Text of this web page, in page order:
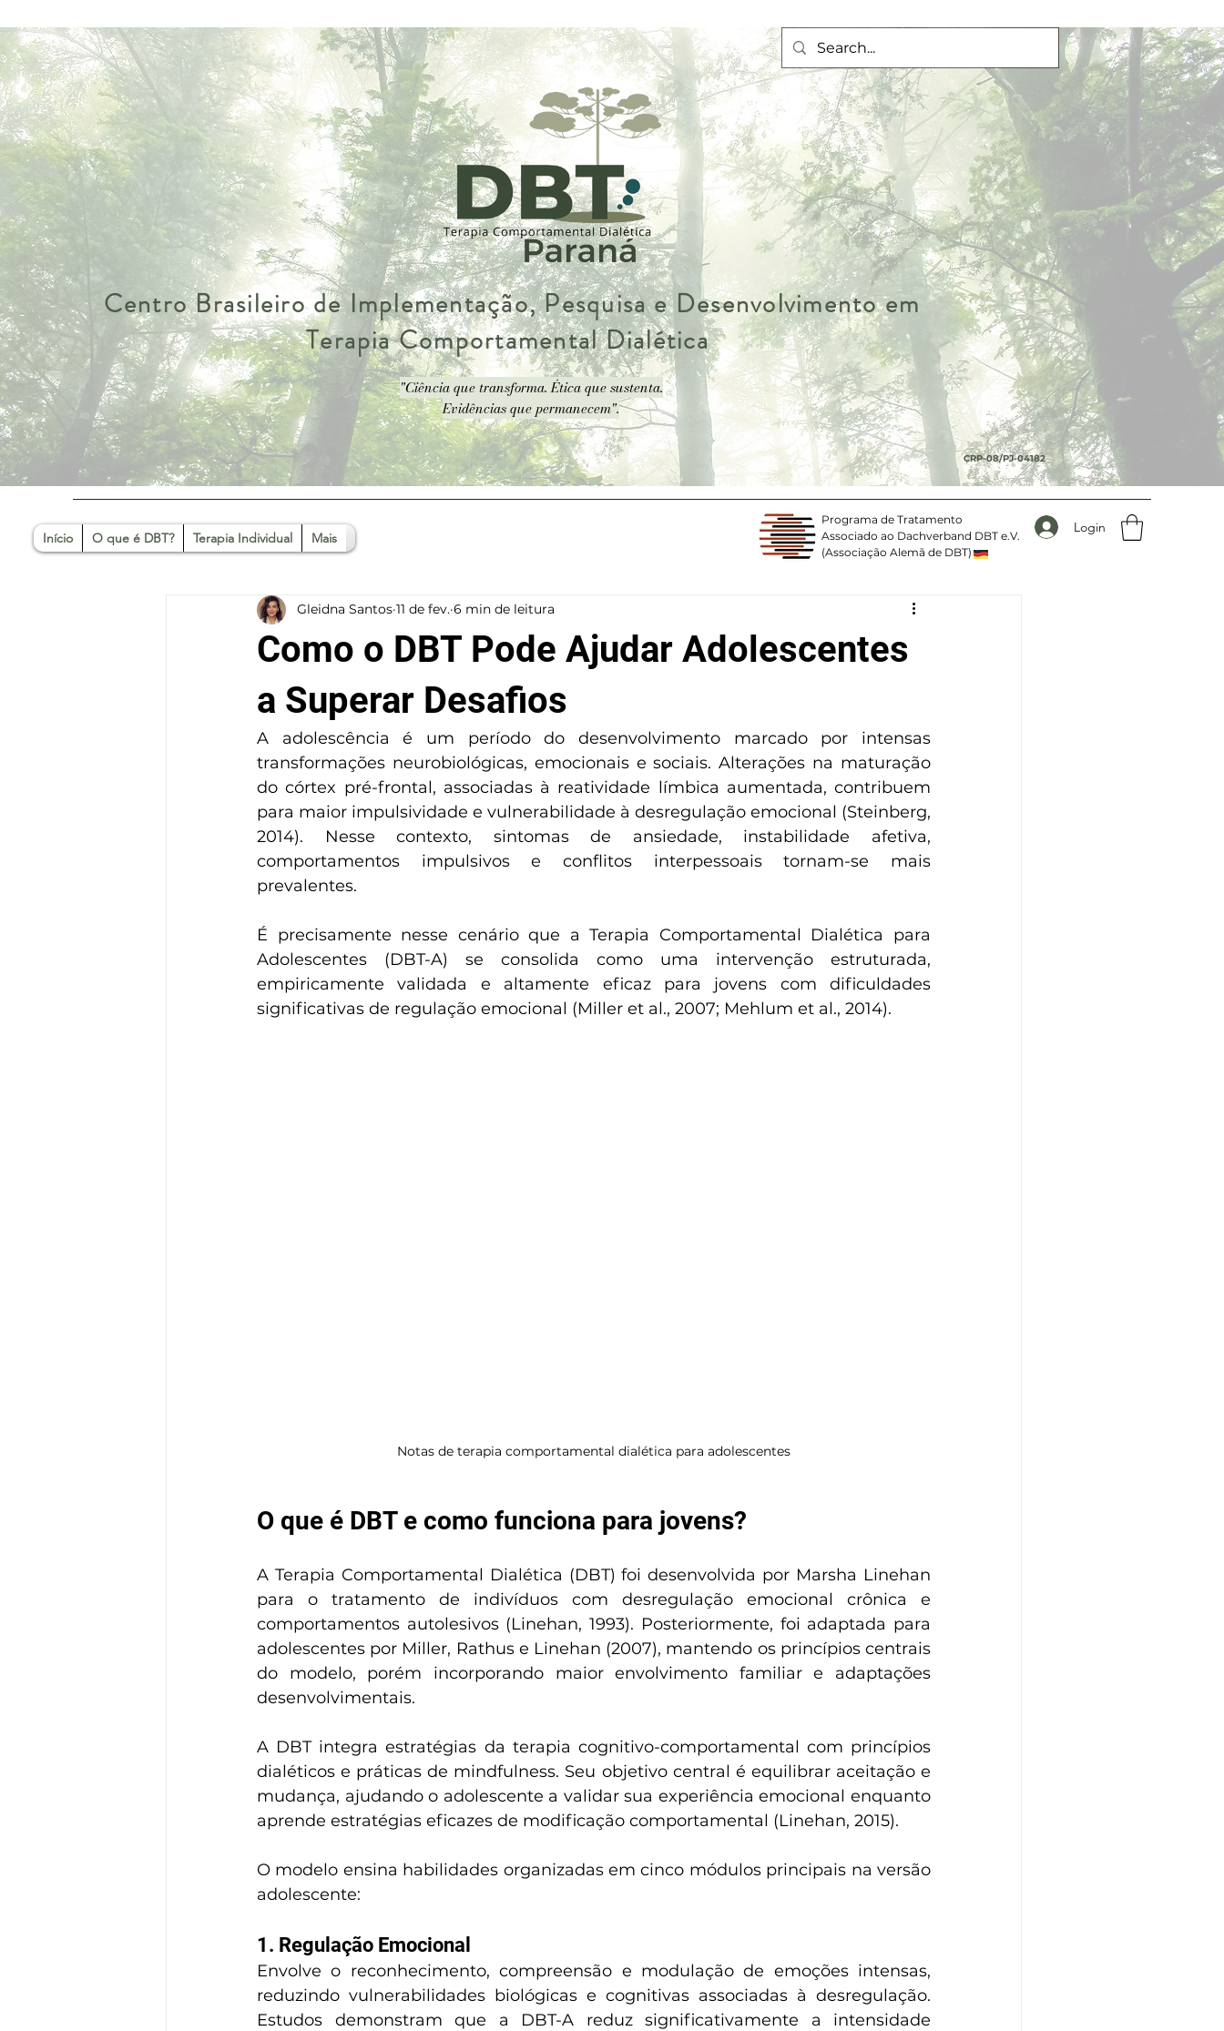
Centro Brasileiro de Implementação, Pesquisa e Desenvolvimento em
Terapia Comportamental Dialética
"Ciência que transforma. Ética que sustenta.
Evidências que permanecem".
CRP-08/PJ-04182
Início O que é DBT? Terapia Individual Mais
Login
Programa de Tratamento
Associado ao Dachverband DBT e.V.
(Associação Alemã de DBT)
Como o DBT Pode Ajudar Adolescentes
a Superar Desafios
Gleidna Santos 11 de fev. 6 min de leitura
A adolescência é um período do desenvolvimento marcado por intensas
transformações neurobiológicas, emocionais e sociais. Alterações na maturação
do córtex pré-frontal, associadas à reatividade límbica aumentada, contribuem
para maior impulsividade e vulnerabilidade à desregulação emocional (Steinberg,
2014). Nesse contexto, sintomas de ansiedade, instabilidade afetiva,
comportamentos impulsivos e conflitos interpessoais tornam-se mais
prevalentes.
É precisamente nesse cenário que a Terapia Comportamental Dialética para
Adolescentes (DBT-A) se consolida como uma intervenção estruturada,
empiricamente validada e altamente eficaz para jovens com dificuldades
significativas de regulação emocional (Miller et al., 2007; Mehlum et al., 2014).
Notas de terapia comportamental dialética para adolescentes
O que é DBT e como funciona para jovens?
A Terapia Comportamental Dialética (DBT) foi desenvolvida por Marsha Linehan
para o tratamento de indivíduos com desregulação emocional crônica e
comportamentos autolesivos (Linehan, 1993). Posteriormente, foi adaptada para
adolescentes por Miller, Rathus e Linehan (2007), mantendo os princípios centrais
do modelo, porém incorporando maior envolvimento familiar e adaptações
desenvolvimentais.
A DBT integra estratégias da terapia cognitivo-comportamental com princípios
dialéticos e práticas de mindfulness. Seu objetivo central é equilibrar aceitação e
mudança, ajudando o adolescente a validar sua experiência emocional enquanto
aprende estratégias eficazes de modificação comportamental (Linehan, 2015).
O modelo ensina habilidades organizadas em cinco módulos principais na versão
adolescente:
1. Regulação Emocional
Envolve o reconhecimento, compreensão e modulação de emoções intensas,
reduzindo vulnerabilidades biológicas e cognitivas associadas à desregulação.
Estudos demonstram que a DBT-A reduz significativamente a intensidade